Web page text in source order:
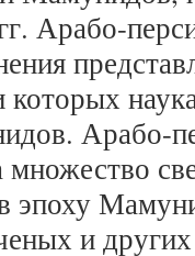
Арабо-
Арабо-
множество
эпоху
и